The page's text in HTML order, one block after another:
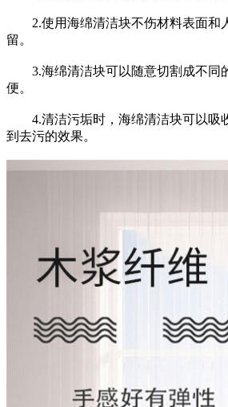
2.使用海绵清洁块不伤材料表面和
留。
3.海绵清洁块可以随意切割成不同
便。
4.清洁污垢时，海绵清洁块可以吸
到去污的效果。